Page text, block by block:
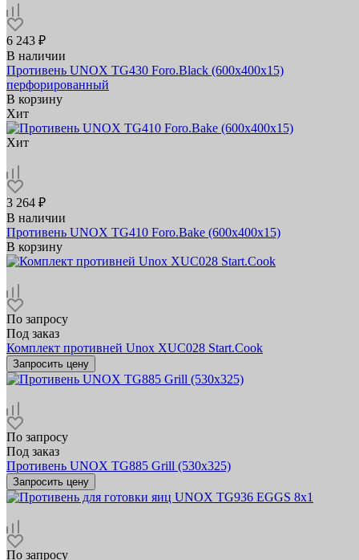
6 243 ₽
В наличии
Противень UNOX TG430 Foro.Black (600x400х15)
перфорированный
В корзину
Хит
Хит
3 264 ₽
В наличии
Противень UNOX TG410 Foro.Bake (600x400x15)
В корзину
По запросу
Под заказ
Комплект противней Unox XUC028 Start.Cook
Запросить цену
По запросу
Под заказ
Противень UNOX TG885 Grill (530х325)
Запросить цену
По запросу